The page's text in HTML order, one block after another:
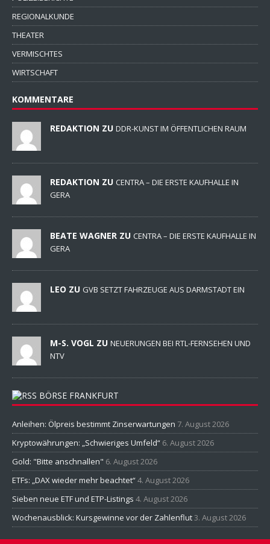
REGIONALKUNDE
THEATER
VERMISCHTES
WIRTSCHAFT
KOMMENTARE
REDAKTION ZU DDR-KUNST IM ÖFFENTLICHEN RAUM
REDAKTION ZU CENTRA – DIE ERSTE KAUFHALLE IN
GERA
BEATE WAGNER ZU CENTRA – DIE ERSTE KAUFHALLE IN
GERA
LEO ZU GVB SETZT FAHRZEUGE AUS DARMSTADT EIN
M-S. VOGL ZU NEUERUNGEN BEI RTL-FERNSEHEN UND
NTV
BÖRSE FRANKFURT
Anleihen: Ölpreis bestimmt Zinserwartungen 7. August 2026
Kryptowährungen: „Schwieriges Umfeld“ 6. August 2026
Gold: "Bitte anschnallen" 6. August 2026
ETFs: „DAX wieder mehr beachtet“4. August 2026
Sieben neue ETF und ETP-Listings 4. August 2026
Wochenausblick: Kursgewinne vor der Zahlenflut3. August 2026